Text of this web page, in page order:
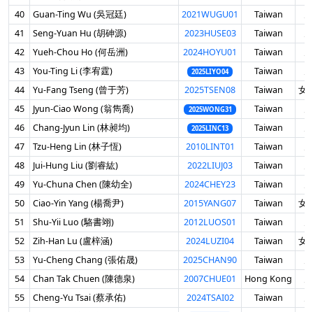
40
Guan-Ting Wu (吳冠廷) 2021WUGU01 Taiwan
41
Seng-Yuan Hu (胡砷源) 2023HUSE03 Taiwan
42
Yueh-Chou Ho (何岳洲) 2024HOYU01 Taiwan
43
You-Ting Li (李宥霆) 2025LIYO04 Taiwan
44
Yu-Fang Tseng (曾于芳) 2025TSEN08 Taiwan
女
45
Jyun-Ciao Wong (翁雋喬) 2025WONG31 Taiwan
46
Chang-Jyun Lin (林昶均) 2025LINC13 Taiwan
47
Tzu-Heng Lin (林子恆) 2010LINT01 Taiwan
48
Jui-Hung Liu (劉睿紘) 2022LIUJ03 Taiwan
49
Yu-Chuna Chen (陳幼全) 2024CHEY23 Taiwan
50
Ciao-Yin Yang (楊喬尹) 2015YANG07 Taiwan
女
51
Shu-Yii Luo (駱書翊) 2012LUOS01 Taiwan
52
Zih-Han Lu (盧梓涵) 2024LUZI04 Taiwan
女
53
Yu-Cheng Chang (張佑晟) 2025CHAN90 Taiwan
54
Chan Tak Chuen (陳德泉) 2007CHUE01 Hong Kong
55
Cheng-Yu Tsai (蔡承佑) 2024TSAI02 Taiwan